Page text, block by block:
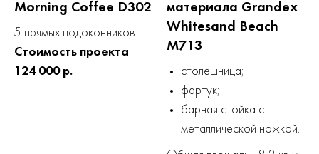
Morning Coffee D302
5 прямых подоконников
Стоимость проекта
124 000 р.
материала Grandex
Whitesand Beach
M713
столешница;
фартук;
барная стойка с
металлической ножкой.